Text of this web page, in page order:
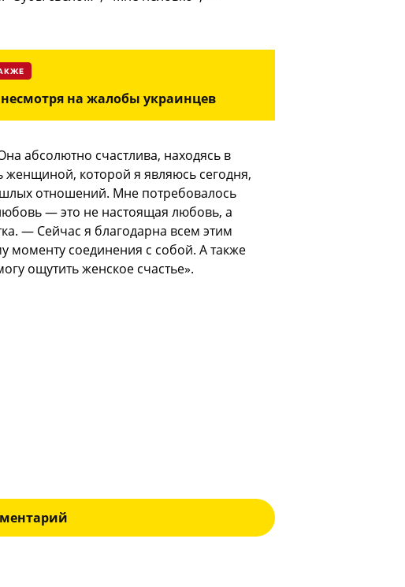
на жалобы украинцев
абсолютно счастлива, находясь в
которой я являюсь сегодня,
отношений. Мне потребовалось
— это не настоящая любовь, а
— Сейчас я благодарна всем этим
соединения с собой. А также
ощутить женское счастье».